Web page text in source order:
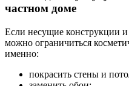
частном доме
Если несущие конструкции
можно ограничиться
именно:
покрасить стены и